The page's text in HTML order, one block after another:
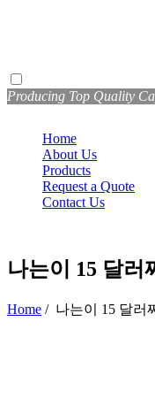
Producing Top Quality
Home
About Us
Products
Request a Quote
Contact Us
나는이 15 달러
Home / 나는이 15 달러